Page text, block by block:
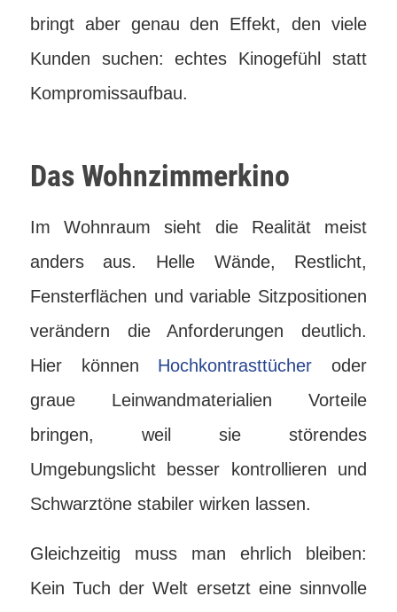
bringt aber genau den Effekt, den viele
Kunden suchen: echtes Kinogefühl statt
Kompromissaufbau.
Das Wohnzimmerkino
Im Wohnraum sieht die Realität meist
anders aus. Helle Wände, Restlicht,
Fensterflächen und variable Sitzpositionen
verändern die Anforderungen deutlich.
Hier können Hochkontrasttücher oder
graue Leinwandmaterialien Vorteile
bringen, weil sie störendes
Umgebungslicht besser kontrollieren und
Schwarztöne stabiler wirken lassen.
Gleichzeitig muss man ehrlich bleiben:
Kein Tuch der Welt ersetzt eine sinnvolle